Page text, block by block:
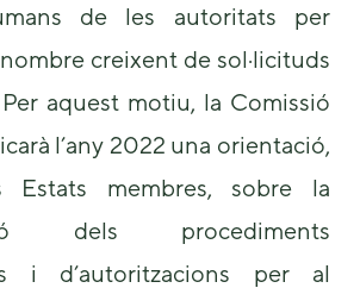
de les autoritats per
creixent de sol·licituds
aquest motiu, la Comissió
l’any 2022 una orientació,
Estats membres, sobre la
dels procediments
i d’autoritzacions per al